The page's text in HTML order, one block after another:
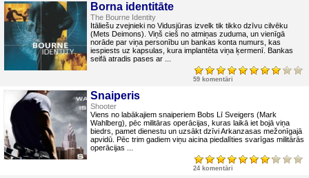
Borna identitāte
The Bourne Identity
Itāliešu zvejnieki no Vidusjūras izvelk tik tikko dzīvu cilvēku
(Mets Deimons). Viņš cieš no atmiņas zuduma, un vienīgā
norāde par viņa personību un bankas konta numurs, kas
iespiests uz kapsulas, kura implantēta viņa ķermenī. Bankas
seifā atradis pases ar ...
59 komentāri
Snaiperis
Shooter
Viens no labākajiem snaiperiem Bobs Lī Sveigers (Mark
Wahlberg), pēc militāras operācijas, kuras laikā iet bojā viņa
biedrs, pamet dienestu un uzsākt dzīvi Arkanzasas mežonīgajā
apvidū. Pēc trim gadiem viņu aicina piedalīties svarīgas militārās
operācijas ...
24 komentāri